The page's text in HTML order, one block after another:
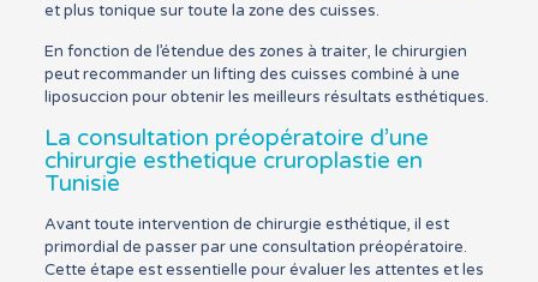
et plus tonique sur toute la zone des cuisses.
En fonction de l’étendue des zones à traiter, le chirurgien
peut recommander un lifting des cuisses combiné à une
liposuccion pour obtenir les meilleurs résultats esthétiques.
La consultation préopératoire d’une
chirurgie esthetique cruroplastie en
Tunisie
Avant toute intervention de chirurgie esthétique, il est
primordial de passer par une consultation préopératoire.
Cette étape est essentielle pour évaluer les attentes et les